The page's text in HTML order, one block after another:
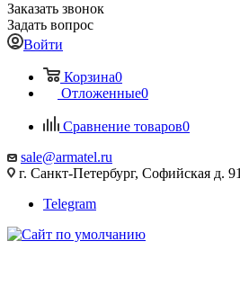
Заказать звонок
Задать вопрос
Войти
Корзина0
Отложенные0
Сравнение товаров0
sale@armatel.ru
г. Санкт-Петербург, Софийская д.
Telegram